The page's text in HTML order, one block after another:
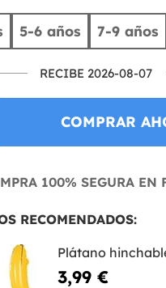
5-6 años 7-9 años
RECIBE 2026-08-07
COMPRAR
100% SEGURA
RECOMENDADOS:
Plátano
3,99 €